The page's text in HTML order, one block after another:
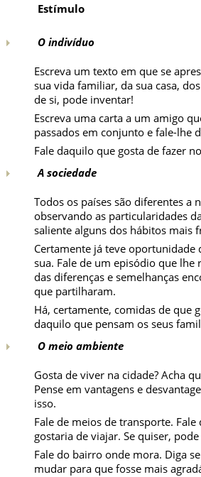
Estímulo
O indivíduo
Escreva um texto em que se
sua vida familiar, da sua casa,
de si, pode inventar!
Escreva uma carta a um amigo
passados em conjunto e fale-lhe
Fale daquilo que gosta de fazer
A sociedade
Todos os países são diferentes a
observando as particularidades
saliente alguns dos hábitos mais
Certamente já teve oportunidade
sua. Fale de um episódio que
das diferenças e semelhanças
que partilharam.
Há, certamente, comidas de que
daquilo que pensam os seus
O meio ambiente
Gosta de viver na cidade? Acha
Pense em vantagens e
isso.
Fale de meios de transporte.
gostaria de viajar. Se quiser,
Fale do bairro onde mora. Diga
mudar para que fosse mais